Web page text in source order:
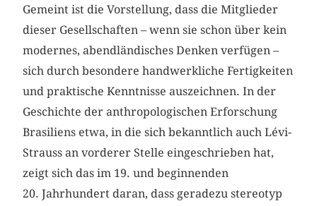
Gemeint ist die Vorstellung, dass die Mitglieder
dieser Gesellschaften – wenn sie schon über kein
modernes, abendländisches Denken verfügen –
sich durch besondere handwerkliche Fertigkeiten
und praktische Kenntnisse auszeichnen. In der
Geschichte der anthropologischen Erforschung
Brasiliens etwa, in die sich bekanntlich auch Lévi-
Strauss an vorderer Stelle eingeschrieben hat,
zeigt sich das im 19. und beginnenden
20. Jahrhundert daran, dass geradezu stereotyp